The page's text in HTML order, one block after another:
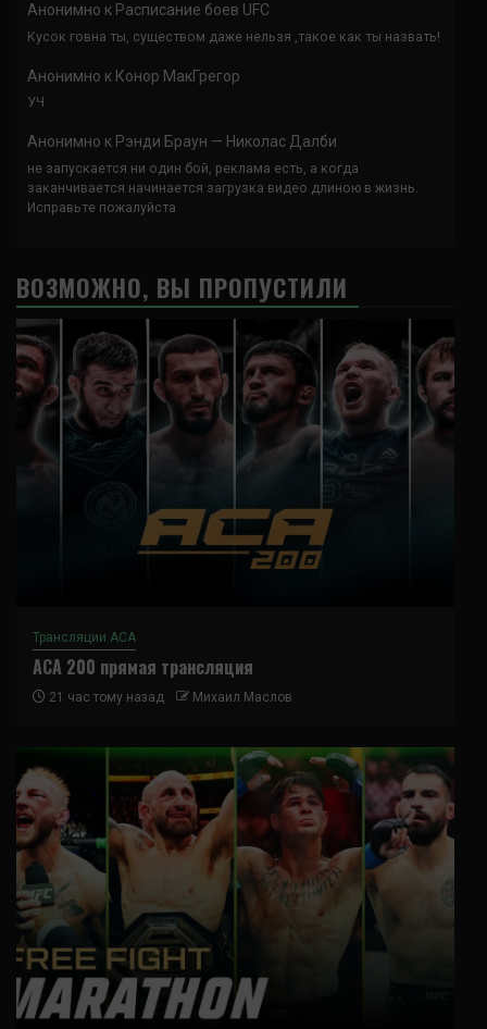
Анонимно к Расписание боев UFC
Кусок говна ты, существом даже нельзя ,такое как ты назвать!
Анонимно к Конор МакГрегор
УЧ
Анонимно к Рэнди Браун — Николас Далби
не запускается ни один бой, реклама есть, а когда
заканчивается начинается загрузка видео длиною в жизнь.
Исправьте пожалуйста
ВОЗМОЖНО, ВЫ ПРОПУСТИЛИ
Трансляции ACA
ACA 200 прямая трансляция
21 час тому назад Михаил Маслов